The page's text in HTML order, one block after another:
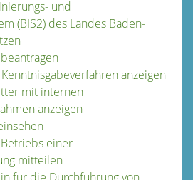
und
(BIS2) des Landes Baden-
anzeigen
mit internen
anzeigen
einer
mitteilen